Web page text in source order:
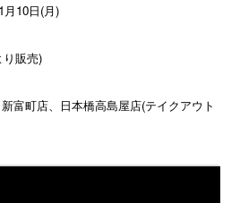
10日(月)
り販売)
町店、日本橋高島屋店(テイクアウト